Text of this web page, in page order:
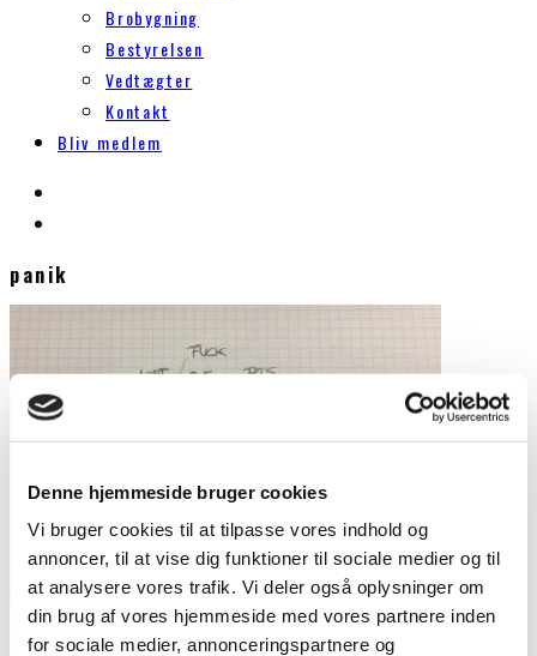
Denne hjemmeside bruger cookies
Vi bruger cookies til at tilpasse vores indhold og
annoncer, til at vise dig funktioner til sociale medier og til
at analysere vores trafik. Vi deler også oplysninger om
din brug af vores hjemmeside med vores partnere inden
for sociale medier, annonceringspartnere og
Brobygning
Bestyrelsen
Vedtægter
Kontakt
Bliv medlem
panik
Venteværelse